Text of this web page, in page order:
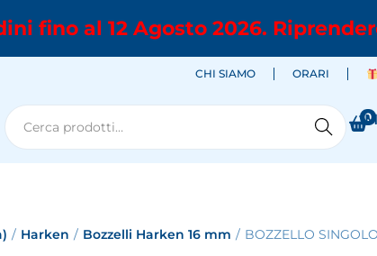
fino al 12 Agosto 2026.
CHI SIAMO ORARI
Cerca
0
/ Harken / Bozzelli Harken 16 mm / BOZZELLO